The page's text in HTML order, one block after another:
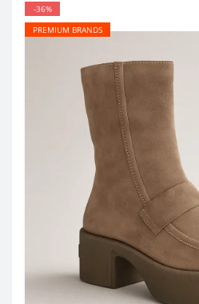
-36%
PREMIUM BRANDS